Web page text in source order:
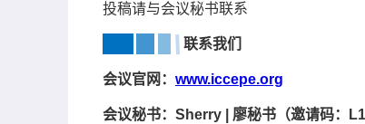
投稿请与会议秘书联系
联系我们
会议官网： www.iccepe.org
会议秘书：Sherry | 廖秘书（邀请码：